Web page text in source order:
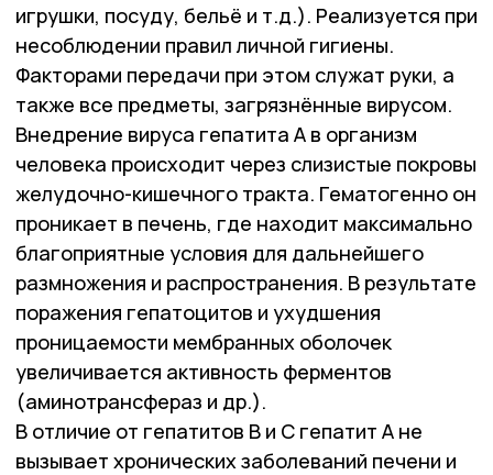
игрушки, посуду, бельё и т.д.). Реализуется при
несоблюдении правил личной гигиены.
Факторами передачи при этом служат руки, а
также все предметы, загрязнённые вирусом.
Внедрение вируса гепатита А в организм
человека происходит через слизистые покровы
желудочно-кишечного тракта. Гематогенно он
проникает в печень, где находит максимально
благоприятные условия для дальнейшего
размножения и распространения. В результате
поражения гепатоцитов и ухудшения
проницаемости мембранных оболочек
увеличивается активность ферментов
(аминотрансфераз и др.).
В отличие от гепатитов B и C гепатит А не
вызывает хронических заболеваний печени и